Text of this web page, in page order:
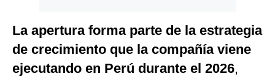
La apertura forma parte de la estrategia
de crecimiento que la compañía viene
ejecutando en Perú durante el 2026,